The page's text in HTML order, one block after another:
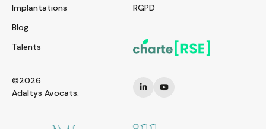
Implantations
Blog
Talents
RGPD
©2026
Adaltys Avocats.